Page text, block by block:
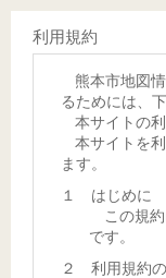
利用規約
熊本市地図
るためには、
本サイトの
本サイトを
ます。
１ はじめに
この規
です。
２ 利用規約